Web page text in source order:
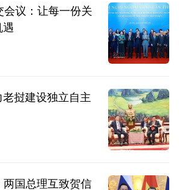
会议：让每一份关
挝建设独立自主
国总理互致贺信